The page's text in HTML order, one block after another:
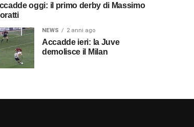
oggi: il primo derby di Massimo
NEWS 2 anni ago
Accadde ieri: la Juve
demolisce il Milan